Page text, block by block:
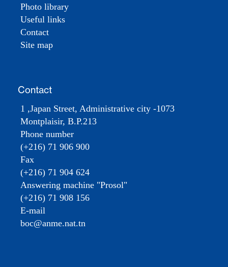
Photo library
Useful links
Contact
Site map
Contact
1 ,Japan Street, Administrative city -1073
Montplaisir, B.P.213
Phone number
(+216) 71 906 900
Fax
(+216) 71 904 624
Answering machine "Prosol"
(+216) 71 908 156
E-mail
boc@anme.nat.tn